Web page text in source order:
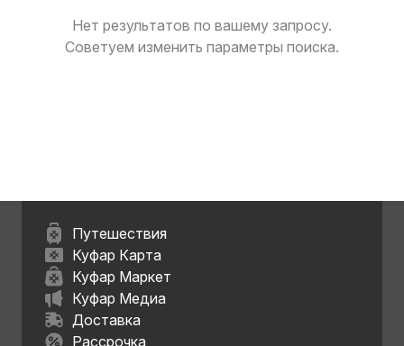
Нет результатов по вашему запросу.
Советуем изменить параметры поиска.
Путешествия
Куфар Карта
Куфар Маркет
Куфар Медиа
Доставка
Рассрочка